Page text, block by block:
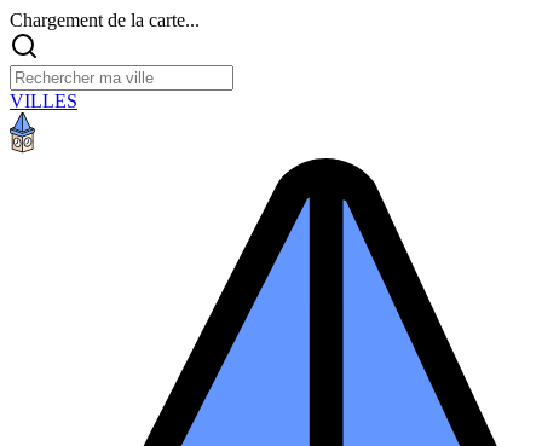
Chargement de la carte...
VILLES